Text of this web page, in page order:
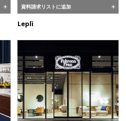
資料請求リストに追加
Leplì